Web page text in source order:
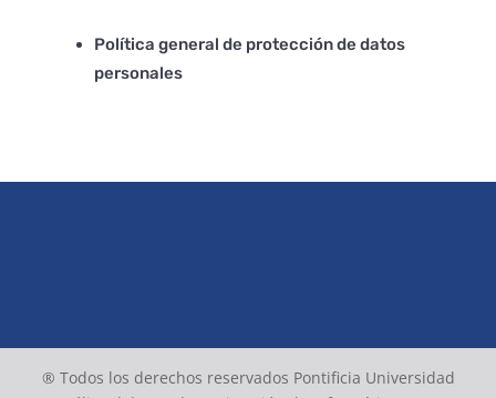
Política general de protección de datos
personales
® Todos los derechos reservados Pontificia Universidad